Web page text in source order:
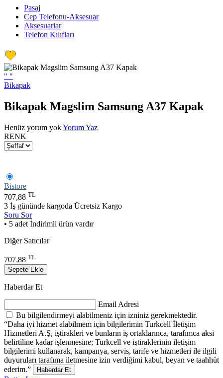
Pasaj
Cep Telefonu-Aksesuar
Aksesuarlar
Telefon Kılıfları
" "
Bikapak
Bikapak Magslim Samsung A37 Kapak
Henüz yorum yokYorum Yaz
RENK
Bistore
707,88 TL
3 İş gününde kargoda Ücretsiz Kargo
Soru Sor
• 5 adet İndirimli ürün vardır
Diğer Satıcılar
707,88 TL
Sepete Ekle
Haberdar Et
Email Adresi
Bu bilgilendirmeyi alabilmeniz için izniniz gerekmektedir.
“Daha iyi hizmet alabilmem için bilgilerimin Turkcell İletişim
Hizmetleri A.Ş, iştirakleri ve bunların iş ortaklarınca, tarafımca aksi
belirtiline kadar işlenmesine; Turkcell ve iştiraklerinin iletişim
bilgilerimi kullanarak, kampanya, servis, tarife ve hizmetleri ile ilgili
duyuruları tarafıma iletmesine izin verdiğimi kabul, beyan ve taahhüt
ederim.”
Haberdar Et